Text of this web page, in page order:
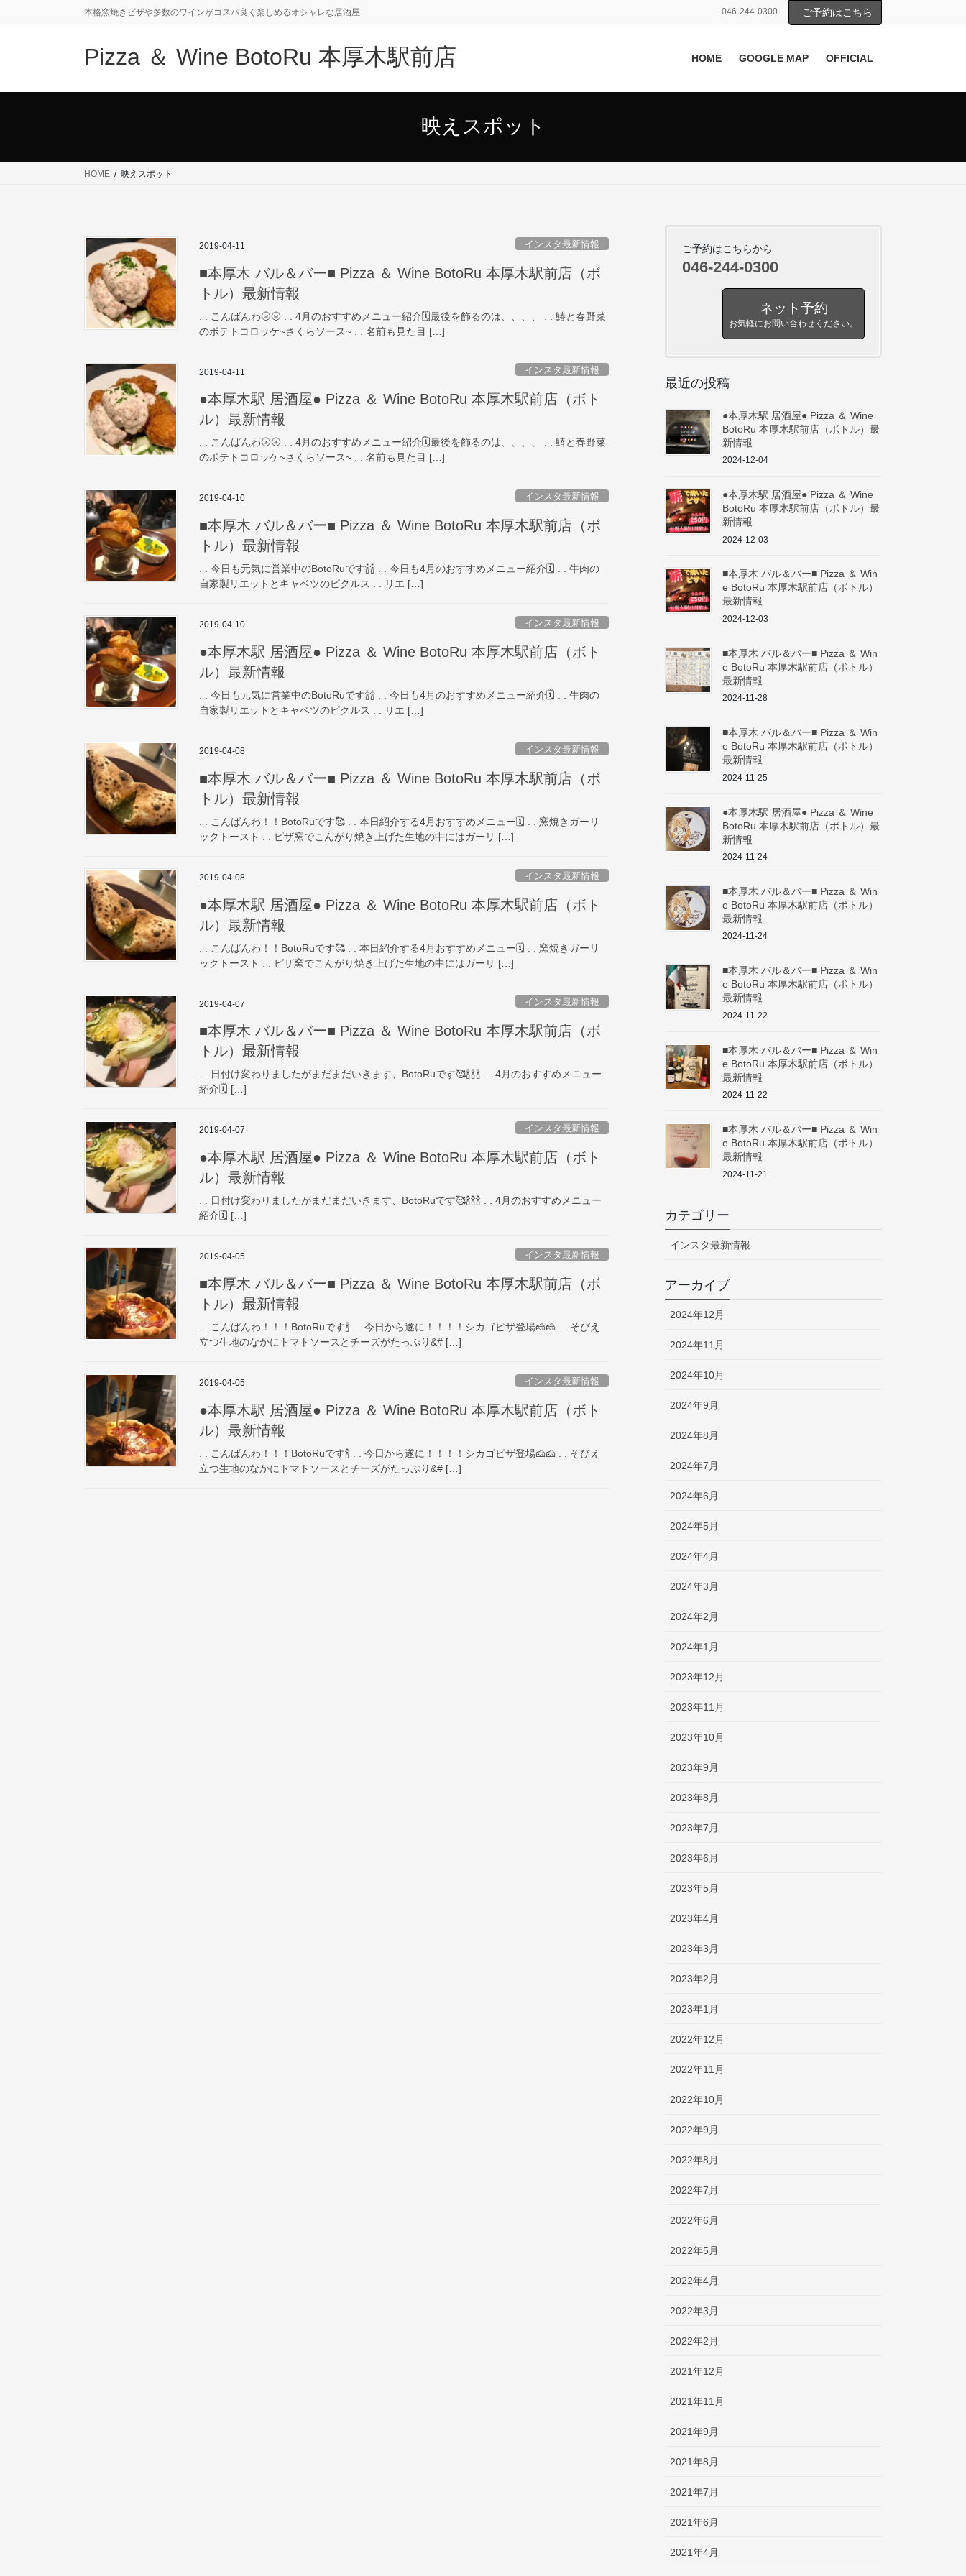
に
ョ
動
本格窯焼きピザや多数のワインがコスパ良く楽しめるオシャレな居酒屋 046-244-0300 ご予約はこちら
Pizza ＆ Wine BotoRu 本厚木駅前店 HOME GOOGLE MAP OFFICIAL
映えスポット
HOME 映えスポット
2019-04-11 インスタ最新情報
■本厚木 バル＆バー■ Pizza ＆ Wine BotoRu 本厚木駅前店（ボ
トル）最新情報
. . こんばんわ🌝🌝 . . 4月のおすすめメニュー紹介🗓最後を飾るのは、、、、 . . ️鰆と春野菜
のポテトコロッケ~さくらソース~ . . 名前も見た目 […]
2019-04-11 インスタ最新情報
●本厚木駅 居酒屋● Pizza ＆ Wine BotoRu 本厚木駅前店（ボト
ル）最新情報
. . こんばんわ🌝🌝 . . 4月のおすすめメニュー紹介🗓最後を飾るのは、、、、 . . ️鰆と春野菜
のポテトコロッケ~さくらソース~ . . 名前も見た目 […]
2019-04-10 インスタ最新情報
■本厚木 バル＆バー■ Pizza ＆ Wine BotoRu 本厚木駅前店（ボ
トル）最新情報
. . 今日も元気に営業中のBotoRuです🍾🍾 . . 今日も4月のおすすめメニュー紹介🗓 . . ️牛肉の
自家製リエットとキャベツのピクルス . . リエ […]
2019-04-10 インスタ最新情報
●本厚木駅 居酒屋● Pizza ＆ Wine BotoRu 本厚木駅前店（ボト
ル）最新情報
. . 今日も元気に営業中のBotoRuです🍾🍾 . . 今日も4月のおすすめメニュー紹介🗓 . . ️牛肉の
自家製リエットとキャベツのピクルス . . リエ […]
2019-04-08 インスタ最新情報
■本厚木 バル＆バー■ Pizza ＆ Wine BotoRu 本厚木駅前店（ボ
トル）最新情報
. . こんばんわ！！BotoRuです🥰 . . 本日紹介する4月おすすめメニュー🗓 . . ️窯焼きガーリ
ックトースト . . ピザ窯でこんがり焼き上げた生地の中にはガーリ […]
2019-04-08 インスタ最新情報
●本厚木駅 居酒屋● Pizza ＆ Wine BotoRu 本厚木駅前店（ボト
ル）最新情報
. . こんばんわ！！BotoRuです🥰 . . 本日紹介する4月おすすめメニュー🗓 . . ️窯焼きガーリ
ックトースト . . ピザ窯でこんがり焼き上げた生地の中にはガーリ […]
2019-04-07 インスタ最新情報
■本厚木 バル＆バー■ Pizza ＆ Wine BotoRu 本厚木駅前店（ボ
トル）最新情報
. . 日付け変わりましたがまだまだいきます、BotoRuです🥰🍾🍾🍾 . . 4月のおすすめメニュー
紹介🗓️️ […]
2019-04-07 インスタ最新情報
●本厚木駅 居酒屋● Pizza ＆ Wine BotoRu 本厚木駅前店（ボト
ル）最新情報
. . 日付け変わりましたがまだまだいきます、BotoRuです🥰🍾🍾🍾 . . 4月のおすすめメニュー
紹介🗓️️ […]
2019-04-05 インスタ最新情報
■本厚木 バル＆バー■ Pizza ＆ Wine BotoRu 本厚木駅前店（ボ
トル）最新情報
. . こんばんわ！！！BotoRuです🍾️ . . 今日から遂に！！！！シカゴピザ登場🧀🧀 . . そびえ
立つ生地のなかにトマトソースとチーズがたっぷり&# […]
2019-04-05 インスタ最新情報
●本厚木駅 居酒屋● Pizza ＆ Wine BotoRu 本厚木駅前店（ボト
ル）最新情報
. . こんばんわ！！！BotoRuです🍾️ . . 今日から遂に！！！！シカゴピザ登場🧀🧀 . . そびえ
立つ生地のなかにトマトソースとチーズがたっぷり&# […]
ご予約はこちらから
046-244-0300
ネット予約
お気軽にお問い合わせください。
最近の投稿
●本厚木駅 居酒屋● Pizza ＆ Wine
BotoRu 本厚木駅前店（ボトル）最
新情報
2024-12-04
●本厚木駅 居酒屋● Pizza ＆ Wine
BotoRu 本厚木駅前店（ボトル）最
新情報
2024-12-03
■本厚木 バル＆バー■ Pizza ＆ Win
e BotoRu 本厚木駅前店（ボトル）
最新情報
2024-12-03
■本厚木 バル＆バー■ Pizza ＆ Win
e BotoRu 本厚木駅前店（ボトル）
最新情報
2024-11-28
■本厚木 バル＆バー■ Pizza ＆ Win
e BotoRu 本厚木駅前店（ボトル）
最新情報
2024-11-25
●本厚木駅 居酒屋● Pizza ＆ Wine
BotoRu 本厚木駅前店（ボトル）最
新情報
2024-11-24
■本厚木 バル＆バー■ Pizza ＆ Win
e BotoRu 本厚木駅前店（ボトル）
最新情報
2024-11-24
■本厚木 バル＆バー■ Pizza ＆ Win
e BotoRu 本厚木駅前店（ボトル）
最新情報
2024-11-22
■本厚木 バル＆バー■ Pizza ＆ Win
e BotoRu 本厚木駅前店（ボトル）
最新情報
2024-11-22
■本厚木 バル＆バー■ Pizza ＆ Win
e BotoRu 本厚木駅前店（ボトル）
最新情報
2024-11-21
カテゴリー
インスタ最新情報
アーカイブ
2024年12月
2024年11月
2024年10月
2024年9月
2024年8月
2024年7月
2024年6月
2024年5月
2024年4月
2024年3月
2024年2月
2024年1月
2023年12月
2023年11月
2023年10月
2023年9月
2023年8月
2023年7月
2023年6月
2023年5月
2023年4月
2023年3月
2023年2月
2023年1月
2022年12月
2022年11月
2022年10月
2022年9月
2022年8月
2022年7月
2022年6月
2022年5月
2022年4月
2022年3月
2022年2月
2021年12月
2021年11月
2021年9月
2021年8月
2021年7月
2021年6月
2021年4月